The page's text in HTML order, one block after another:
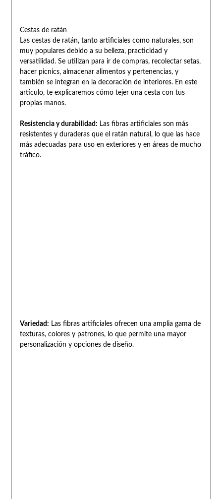
Cestas de ratán
Las cestas de ratán, tanto artificiales como naturales, son
muy populares debido a su belleza, practicidad y
versatilidad. Se utilizan para ir de compras, recolectar setas,
hacer picnics, almacenar alimentos y pertenencias, y
también se integran en la decoración de interiores. En este
artículo, te explicaremos cómo tejer una cesta con tus
propias manos.
Resistencia y durabilidad: Las fibras artificiales son más
resistentes y duraderas que el ratán natural, lo que las hace
más adecuadas para uso en exteriores y en áreas de mucho
tráfico.
Variedad: Las fibras artificiales ofrecen una amplia gama de
texturas, colores y patrones, lo que permite una mayor
personalización y opciones de diseño.